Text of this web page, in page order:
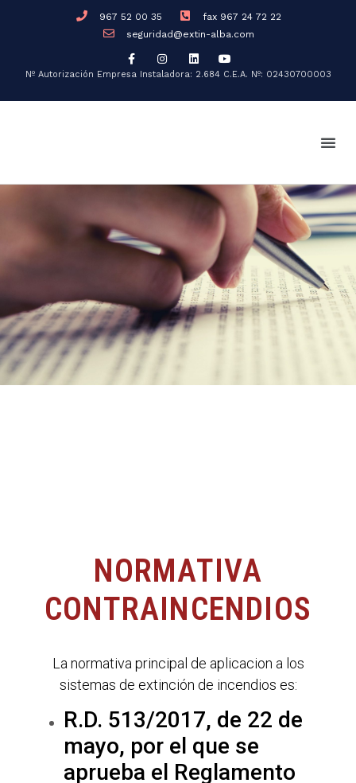
967 52 00 35
fax 967 24 72 22
seguridad@extin-alba.com
Nº Autorización Empresa Instaladora: 2.684 C.E.A. Nº: 02430700003
NORMATIVA
CONTRAINCENDIOS
La normativa principal de aplicacion a los
sistemas de extinción de incendios es:
R.D. 513/2017, de 22 de
mayo, por el que se
aprueba el Reglamento